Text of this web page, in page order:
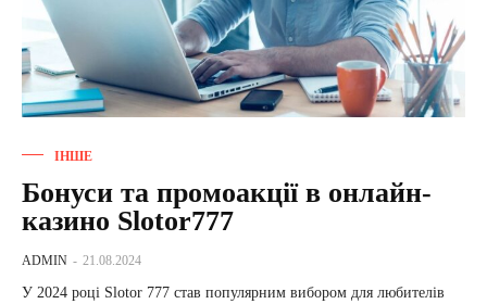
ІНШЕ
Бонуси та промоакції в онлайн-
казино Slotor777
ADMIN - 21.08.2024
У 2024 році Slotor 777 став популярним вибором для любителів